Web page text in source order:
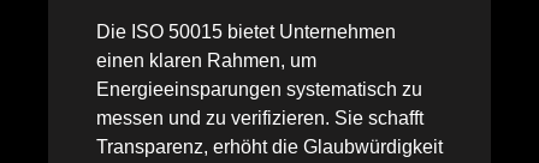
Die ISO 50015 bietet Unternehmen
einen klaren Rahmen, um
Energieeinsparungen systematisch zu
messen und zu verifizieren. Sie schafft
Transparenz, erhöht die Glaubwürdigkeit